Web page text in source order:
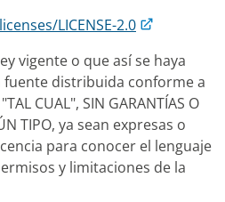
LICENSE-2.0
vigente o que así se haya
distribuida conforme a
CUAL", SIN GARANTÍAS O
TIPO, ya sean expresas o
para conocer el lenguaje
y limitaciones de la